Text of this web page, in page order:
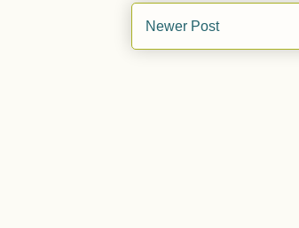
Newer Post